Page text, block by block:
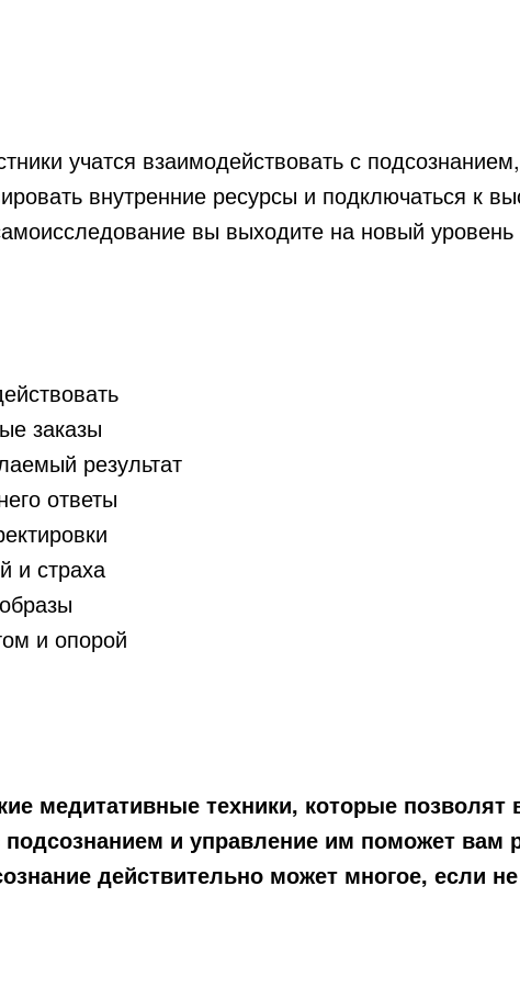
учатся взаимодействовать с
внутренние ресурсы и подключаться к
вы выходите на новый
заказы
результат
ответы
и страха
и опорой
медитативные техники, которые
и управление им поможет вам
действительно может многое, если не